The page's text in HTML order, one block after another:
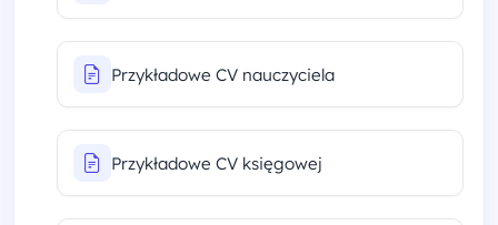
Przykładowe CV nauczyciela
Przykładowe CV księgowej